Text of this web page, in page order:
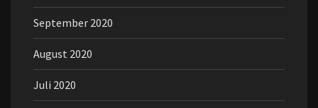
September 2020
August 2020
Juli 2020